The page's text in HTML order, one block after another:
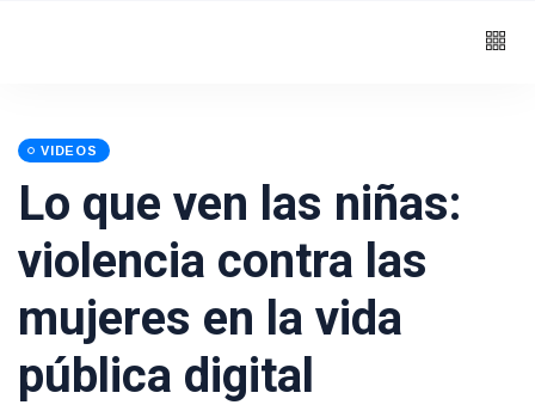
VIDEOS
Lo que ven las niñas:
violencia contra las
mujeres en la vida
pública digital